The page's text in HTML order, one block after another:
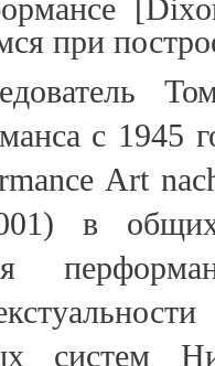
при
с 1945
Art
в общих
систем